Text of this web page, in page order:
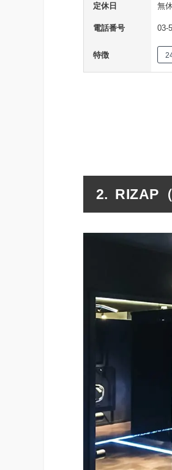
定休日 無
電話番号 03-
特徴
RIZAP